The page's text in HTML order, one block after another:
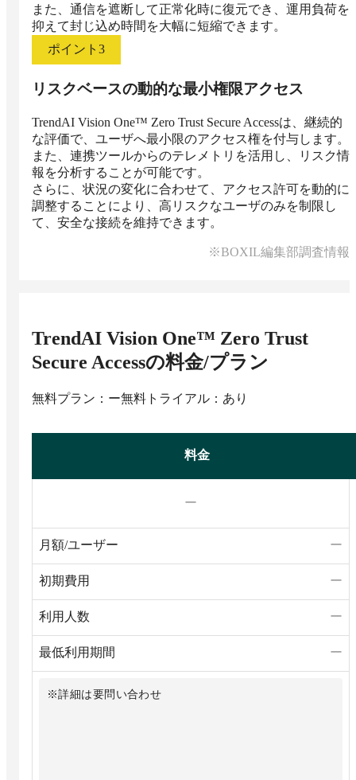
また、通信を遮断して正常化時に復元でき、運用負荷を
抑えて封じ込め時間を大幅に短縮できます。
ポイント 3
リスクベースの動的な最小権限アクセス
TrendAI Vision One™ Zero Trust Secure Accessは、継続的
な評価で、ユーザへ最小限のアクセス権を付与します。
また、連携ツールからのテレメトリを活用し、リスク情
報を分析することが可能です。
さらに、状況の変化に合わせて、アクセス許可を動的に
調整することにより、高リスクなユーザのみを制限し
て、安全な接続を維持できます。
※BOXIL編集部調査情報
TrendAI Vision One™ Zero Trust
Secure Accessの料金/プラン
無料プラン：ー無料トライアル：あり
料金
ー
月額/ユーザー ー
初期費用 ー
利用人数 ー
最低利用期間 ー
※詳細は要問い合わせ